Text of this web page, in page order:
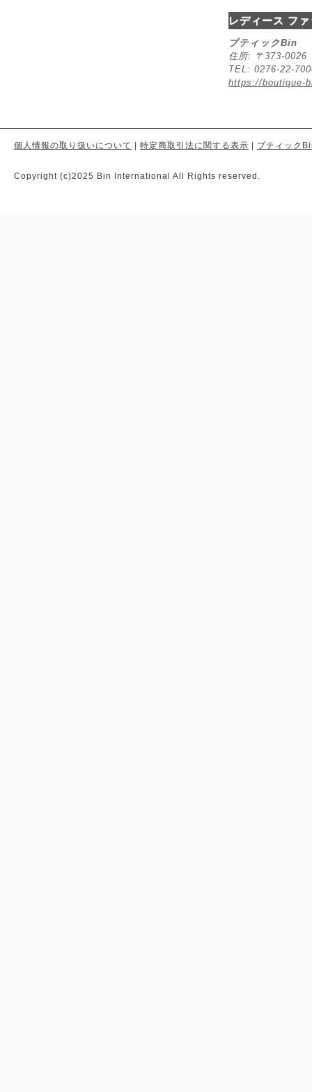
レディース フ
ブティックBin
住所: 〒373-
TEL: 0276-22-
https://boutique-
個人情報の取り扱いについて 特定商取引法に関する表示 ブティック
Copyright (c)2025 Bin International All Rights reserved.